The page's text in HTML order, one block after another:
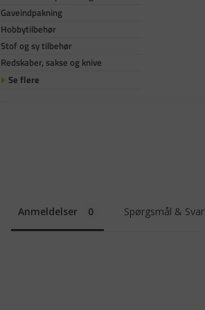
Gaveindpakning
Hobbytilbehør
Stof og sy tilbehør
Redskaber, sakse og knive
Se flere
Anmeldelser Spørgsmål & Svar